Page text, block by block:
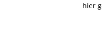
hier